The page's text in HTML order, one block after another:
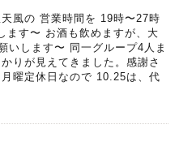
風の 営業時間を 19時〜27時
ます〜 お酒も飲めますが、大
いします〜 同一グループ4人ま
りが見えてきました。感謝さ
曜定休日なので 10.25は、代